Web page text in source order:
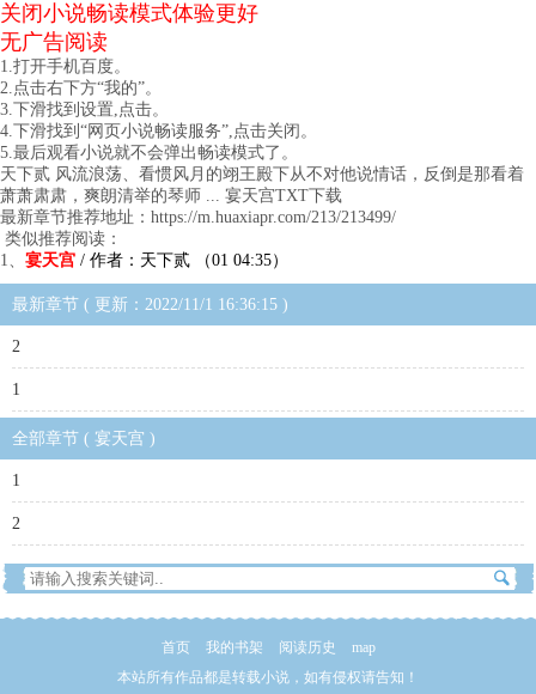
关闭小说畅读模式体验更好
无广告阅读
1.打开手机百度。
2.点击右下方“我的”。
3.下滑找到设置,点击。
4.下滑找到“网页小说畅读服务”,点击关闭。
5.最后观看小说就不会弹出畅读模式了。
天下贰 风流浪荡、看惯风月的翊王殿下从不对他说情话，反倒是那看着
萧萧肃肃，爽朗清举的琴师 ... 宴天宫TXT下载
最新章节推荐地址：https://m.huaxiapr.com/213/213499/
类似推荐阅读：
1、 宴天宫 / 作者：天下贰 （01 04:35）
最新章节 ( 更新：2022/11/1 16:36:15 )
2
1
全部章节 ( 宴天宫 )
1
2
首页 我的书架 阅读历史
map
本站所有作品都是转载小说，如有侵权请告知！